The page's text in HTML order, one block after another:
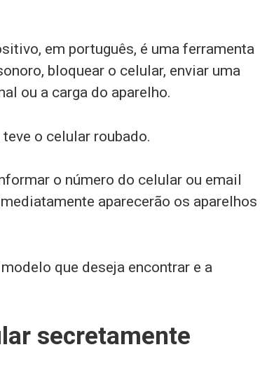
em português, é uma ferramenta
bloquear o celular, enviar uma
ou a carga do aparelho.
o celular roubado.
o número do celular ou email
aparecerão os aparelhos
que deseja encontrar e a
secretamente